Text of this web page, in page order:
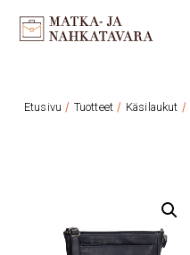
Etusivu / Tuotteet / Käsilaukut /